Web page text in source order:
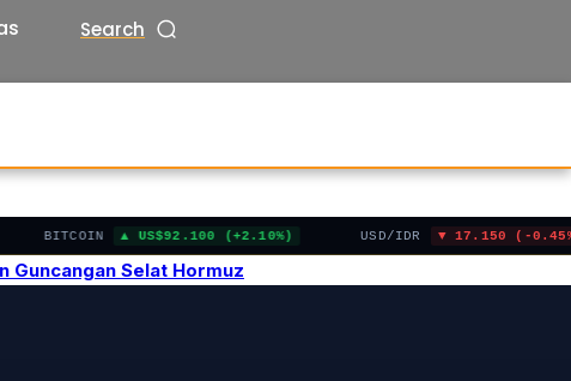
Search
BITCOIN US$92.100 (+2.10%) USD/IDR 17.150 (-0.45%)
Guncangan Selat Hormuz